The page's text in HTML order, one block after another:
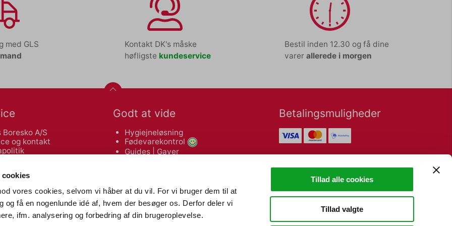
cookies
vores cookies, selvom vi håber at du vil. For vi bruger dem til at
og få en nogenlunde idé af, hvem der besøger os. Derfor deler vi
ifm. analysering og forbedring af din brugeroplevelse.
Tillad alle cookies
Tillad valgte
med GLS
Kontakt DK's måske
høfligste kundeservice
Bestil inden 12.30 og få dine
varer allerede i morgen
A/S
og kontakt
Godt at vide
Hygiejneløsning
Fødevarekontrol
Guides
Gaver
Nyttige links
Affaldssortering
Betalingsmuligheder
Nyhedsbrev